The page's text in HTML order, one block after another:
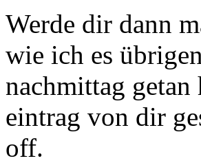
Werde dir dann
wie ich es
nachmittag
eintrag von dir
off.